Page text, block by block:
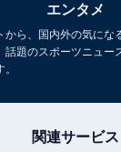
意外だったと振り返
る役が多かった
返して“ふざけん
エンタメ
から、国内外の気にな
話題のスポーツニュー
関連サービス